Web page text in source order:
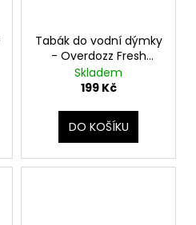
Tabák do vodní dýmky
- Overdozz Fresh
Greens 50g
Skladem
199 Kč
DO KOŠÍKU